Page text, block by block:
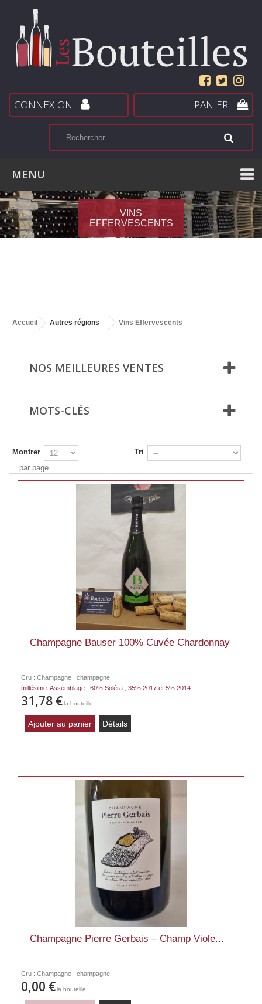
PANIER
CONNEXION
MENU
VINS
EFFERVESCENTS
Accueil Autres régions Vins Effervescents
NOS MEILLEURES VENTES
MOTS-CLÉS
Montrer
par page
Tri
Champagne Bauser 100% Cuvée Chardonnay
Cru : Champagne : champagne
millésime: Assemblage : 60% Soléra , 35% 2017 et 5% 2014
31,78 €la bouteille
Ajouter au panier Détails
Champagne Pierre Gerbais – Champ Viole...
Cru : Champagne : champagne
0,00 €la bouteille